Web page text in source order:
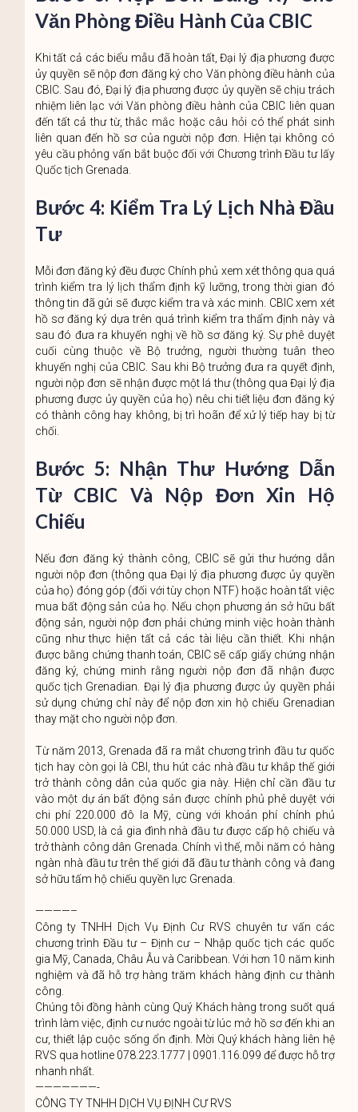
Văn Phòng Điều Hành Của CBIC
Khi tất cả các biểu mẫu đã hoàn tất, Đại lý địa phương được
ủy quyền sẽ nộp đơn đăng ký cho Văn phòng điều hành của
CBIC. Sau đó, Đại lý địa phương được ủy quyền sẽ chịu trách
nhiệm liên lạc với Văn phòng điều hành của CBIC liên quan
đến tất cả thư từ, thắc mắc hoặc câu hỏi có thể phát sinh
liên quan đến hồ sơ của người nộp đơn. Hiện tại không có
yêu cầu phỏng vấn bắt buộc đối với Chương trình Đầu tư lấy
Quốc tịch Grenada.
Bước 4: Kiểm Tra Lý Lịch Nhà Đầu
Tư
Mỗi đơn đăng ký đều được Chính phủ xem xét thông qua quá
trình kiểm tra lý lịch thẩm định kỹ lưỡng, trong thời gian đó
thông tin đã gửi sẽ được kiểm tra và xác minh. CBIC xem xét
hồ sơ đăng ký dựa trên quá trình kiểm tra thẩm định này và
sau đó đưa ra khuyến nghị về hồ sơ đăng ký. Sự phê duyệt
cuối cùng thuộc về Bộ trưởng, người thường tuân theo
khuyến nghị của CBIC. Sau khi Bộ trưởng đưa ra quyết định,
người nộp đơn sẽ nhận được một lá thư (thông qua Đại lý địa
phương được ủy quyền của họ) nêu chi tiết liệu đơn đăng ký
có thành công hay không, bị trì hoãn để xử lý tiếp hay bị từ
chối.
Bước 5: Nhận Thư Hướng Dẫn
Từ CBIC Và Nộp Đơn Xin Hộ
Chiếu
Nếu đơn đăng ký thành công, CBIC sẽ gửi thư hướng dẫn
người nộp đơn (thông qua Đại lý địa phương được ủy quyền
của họ) đóng góp (đối với tùy chọn NTF) hoặc hoàn tất việc
mua bất động sản của họ. Nếu chọn phương án sở hữu bất
động sản, người nộp đơn phải chứng minh việc hoàn thành
cũng như thực hiện tất cả các tài liệu cần thiết. Khi nhận
được bằng chứng thanh toán, CBIC sẽ cấp giấy chứng nhận
đăng ký, chứng minh rằng người nộp đơn đã nhận được
quốc tịch Grenadian. Đại lý địa phương được ủy quyền phải
sử dụng chứng chỉ này để nộp đơn xin hộ chiếu Grenadian
thay mặt cho người nộp đơn.
Từ năm 2013, Grenada đã ra mắt chương trình đầu tư quốc
tịch hay còn gọi là CBI, thu hút các nhà đầu tư khắp thế giới
trở thành công dân của quốc gia này. Hiện chỉ cần đầu tư
vào một dự án bất động sản được chính phủ phê duyệt với
chi phí 220.000 đô la Mỹ, cùng với khoản phí chính phủ
50.000 USD, là cả gia đình nhà đầu tư được cấp hộ chiếu và
trở thành công dân Grenada. Chính vì thế, mỗi năm có hàng
ngàn nhà đầu tư trên thế giới đã đầu tư thành công và đang
sở hữu tấm hộ chiếu quyền lực Grenada.
————–
Công ty TNHH Dịch Vụ Định Cư RVS chuyên tư vấn các
chương trình Đầu tư – Định cư – Nhập quốc tịch các quốc
gia Mỹ, Canada, Châu Âu và Caribbean. Với hơn 10 năm kinh
nghiệm và đã hỗ trợ hàng trăm khách hàng định cư thành
công.
Chúng tôi đồng hành cùng Quý Khách hàng trong suốt quá
trình làm việc, định cư nước ngoài từ lúc mở hồ sơ đến khi an
cư, thiết lập cuộc sống ổn định. Mời Quý khách hàng liên hệ
RVS qua hotline 078.223.1777 | 0901.116.099 để được hỗ trợ
nhanh nhất.
———————-
CÔNG TY TNHH DỊCH VỤ ĐỊNH CƯ RVS